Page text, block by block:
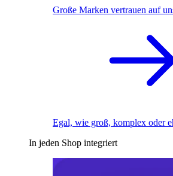
Große Marken vertrauen auf
Egal, wie groß, komplex oder
In jeden Shop integriert